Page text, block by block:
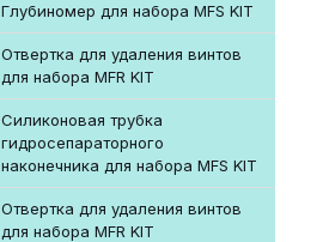
Глубиномер для набора MFS KIT
Отвертка для удаления винтов
для набора MFR KIT
Силиконовая трубка
гидросепараторного
наконечника для набора MFS KIT
Отвертка для удаления винтов
для набора MFR KIT